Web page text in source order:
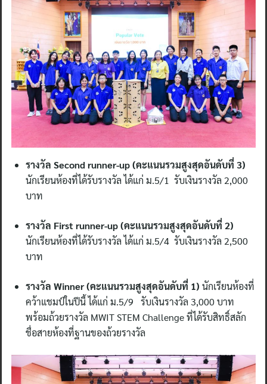
รางวัล Second runner-up (คะแนนรวมสูงสุดอันดับที่ 3)
นักเรียนห้องที่ได้รับรางวัล ได้แก่ ม.5/1 รับเงินรางวัล 2,000
บาท
รางวัล First runner-up (คะแนนรวมสูงสุดอันดับที่ 2)
นักเรียนห้องที่ได้รับรางวัล ได้แก่ ม.5/4 รับเงินรางวัล 2,500
บาท
รางวัล Winner (คะแนนรวมสูงสุดอันดับที่ 1) นักเรียนห้องที่
คว้าแชมป์ในปีนี้ ได้แก่ ม.5/9 รับเงินรางวัล 3,000 บาท
พร้อมถ้วยรางวัล MWIT STEM Challenge ที่ได้รับสิทธิ์สลัก
ชื่อสายห้องที่ฐานของถ้วยรางวัล